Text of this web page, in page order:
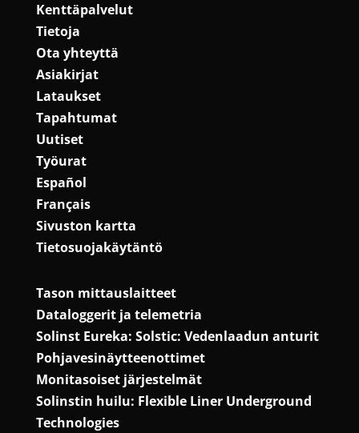
Kenttäpalvelut
Tietoja
Ota yhteyttä
Asiakirjat
Lataukset
Tapahtumat
Uutiset
Työurat
Español
Français
Sivuston kartta
Tietosuojakäytäntö
Tason mittauslaitteet
Dataloggerit ja telemetria
Solinst Eureka: Solstic: Vedenlaadun anturit
Pohjavesinäytteenottimet
Monitasoiset järjestelmät
Solinstin huilu: Flexible Liner Underground
Technologies